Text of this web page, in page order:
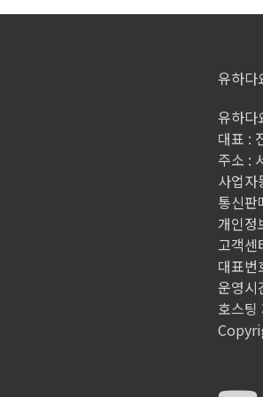
유하다
유하다
대표 :
주소 :
사업
통신
개인정
고객
대표
운영시
호스